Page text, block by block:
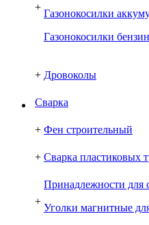
+
Газонокосилки
Газонокосилки
+ Дровоколы
Сварка
+ Фен строительный
+ Сварка пластиковых
+
Принадлежности для
Уголки магнитные